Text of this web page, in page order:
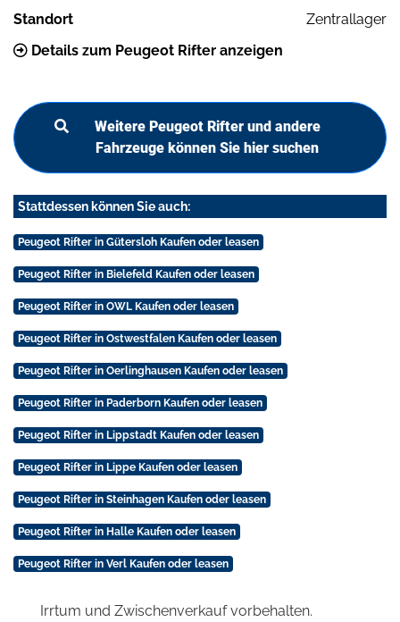
Standort
Zentrallager
Details zum Peugeot Rifter anzeigen
Weitere Peugeot Rifter und andere
Fahrzeuge können Sie hier suchen
Stattdessen können Sie auch:
Peugeot Rifter in Gütersloh Kaufen oder leasen
Peugeot Rifter in Bielefeld Kaufen oder leasen
Peugeot Rifter in OWL Kaufen oder leasen
Peugeot Rifter in Ostwestfalen Kaufen oder leasen
Peugeot Rifter in Oerlinghausen Kaufen oder leasen
Peugeot Rifter in Paderborn Kaufen oder leasen
Peugeot Rifter in Lippstadt Kaufen oder leasen
Peugeot Rifter in Lippe Kaufen oder leasen
Peugeot Rifter in Steinhagen Kaufen oder leasen
Peugeot Rifter in Halle Kaufen oder leasen
Peugeot Rifter in Verl Kaufen oder leasen
Irrtum und Zwischenverkauf vorbehalten.